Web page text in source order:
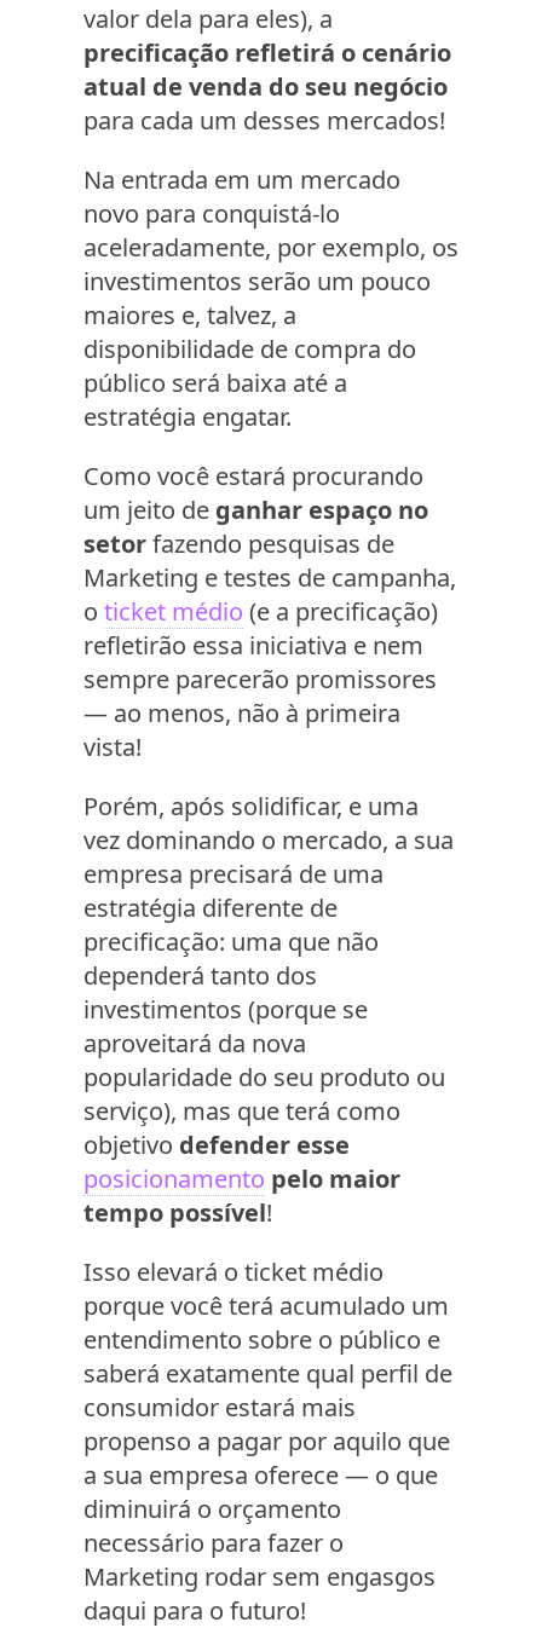
valor dela para eles), a
precificação refletirá o cenário
atual de venda do seu negócio
para cada um desses mercados!
Na entrada em um mercado
novo para conquistá-lo
aceleradamente, por exemplo, os
investimentos serão um pouco
maiores e, talvez, a
disponibilidade de compra do
público será baixa até a
estratégia engatar.
Como você estará procurando
um jeito de ganhar espaço no
setorfazendo pesquisas de
Marketing e testes de campanha,
o ticket médio (e a precificação)
refletirão essa iniciativa e nem
sempre parecerão promissores
— ao menos, não à primeira
vista!
Porém, após solidificar, e uma
vez dominando o mercado, a sua
empresa precisará de uma
estratégia diferente de
precificação: uma que não
dependerá tanto dos
investimentos (porque se
aproveitará da nova
popularidade do seu produto ou
serviço), mas que terá como
objetivo defender esse
posicionamento pelo maior
tempo possível!
Isso elevará o ticket médio
porque você terá acumulado um
entendimento sobre o público e
saberá exatamente qual perfil de
consumidor estará mais
propenso a pagar por aquilo que
a sua empresa oferece — o que
diminuirá o orçamento
necessário para fazer o
Marketing rodar sem engasgos
daqui para o futuro!